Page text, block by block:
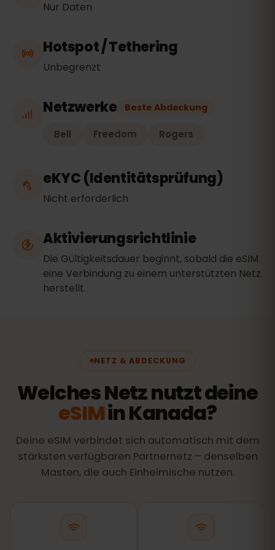
Nur Daten
Hotspot / Tethering
Unbegrenzt
Netzwerke Beste Abdeckung
Bell Freedom Rogers
eKYC (Identitätsprüfung)
Nicht erforderlich
Aktivierungsrichtlinie
Die Gültigkeitsdauer beginnt, sobald die eSIM
eine Verbindung zu einem unterstützten Netz
herstellt.
NETZ & ABDECKUNG
Welches Netz nutzt deine
eSIMin Kanada?
Deine eSIM verbindet sich automatisch mit dem
stärksten verfügbaren Partnernetz – denselben
Masten, die auch Einheimische nutzen.